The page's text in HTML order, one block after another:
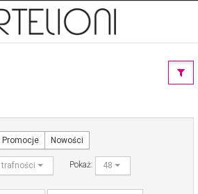
Promocje Nowości
trafności Pokaż: 48